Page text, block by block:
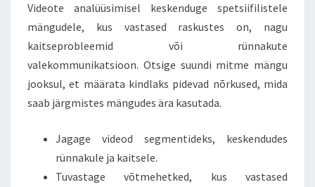
Videote analüüsimisel keskenduge spetsiifilistele
mängudele, kus vastased raskustes on, nagu
kaitseprobleemid või rünnakute
valekommunikatsioon. Otsige suundi mitme mängu
jooksul, et määrata kindlaks pidevad nõrkused, mida
saab järgmistes mängudes ära kasutada.
Jagage videod segmentideks, keskendudes
rünnakule ja kaitsele.
Tuvastage võtmehetked, kus vastased